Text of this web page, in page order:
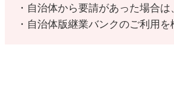
自治体から要請があった場合は
自治体版継業バンクのご利用